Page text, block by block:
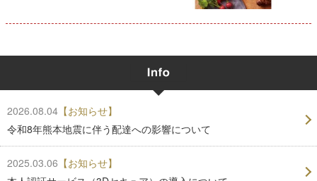
2026.08.04 【お知らせ】
令和8年熊本地震に伴う配達への影響について
2025.03.06 【お知らせ】